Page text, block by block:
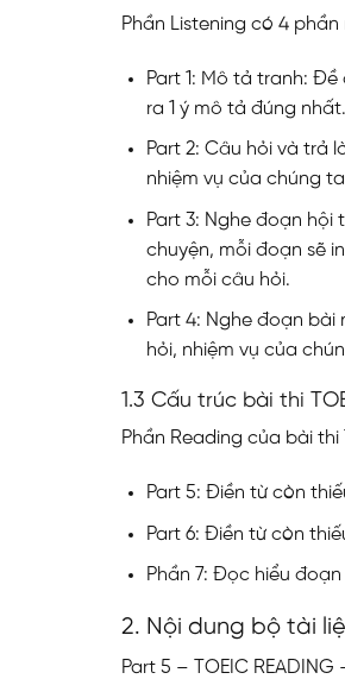
Phần Listening có 4
Part 1: Mô tả tranh:
ra 1 ý mô tả đúng nhất.
Part 2: Câu hỏi và trả
nhiệm vụ của chúng
Part 3: Nghe đoạn
chuyện, mỗi đoạn sẽ
cho mỗi câu hỏi.
Part 4: Nghe đoạn bài
hỏi, nhiệm vụ của
1.3 Cấu trúc bài thi
Phần Reading của bài
Part 5: Điền từ còn
Part 6: Điền từ còn
Phần 7: Đọc hiểu
2. Nội dung bộ tài
Part 5 – TOEIC